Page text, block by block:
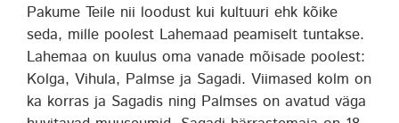
Pakume Teile nii loodust kui kultuuri ehk kõike
seda, mille poolest Lahemaad peamiselt tuntakse.
Lahemaa on kuulus oma vanade mõisade poolest:
Kolga, Vihula, Palmse ja Sagadi. Viimased kolm on
ka korras ja Sagadis ning Palmses on avatud väga